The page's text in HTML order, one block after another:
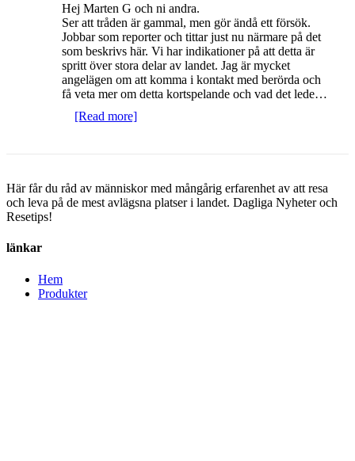
Hej Marten G och ni andra.
Ser att tråden är gammal, men gör ändå ett försök.
Jobbar som reporter och tittar just nu närmare på det
som beskrivs här. Vi har indikationer på att detta är
spritt över stora delar av landet. Jag är mycket
angelägen om att komma i kontakt med berörda och
få veta mer om detta kortspelande och vad det lede…
[Read more]
Här får du råd av människor med mångårig erfarenhet av att resa
och leva på de mest avlägsna platser i landet. Dagliga Nyheter och
Resetips!
länkar
Hem
Produkter